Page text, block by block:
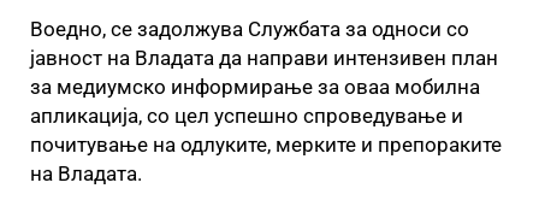
Воедно, се задолжува Службата за односи со
јавност на Владата да направи интензивен план
за медиумско информирање за оваа мобилна
апликација, со цел успешно спроведување и
почитување на одлуките, мерките и препораките
на Владата.